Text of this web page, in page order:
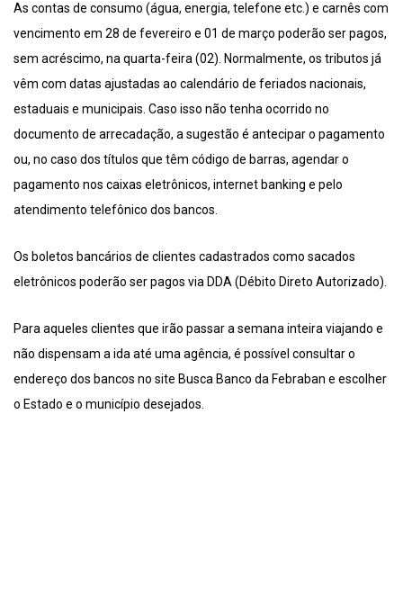
As contas de consumo (água, energia, telefone etc.) e carnês com
vencimento em 28 de fevereiro e 01 de março poderão ser pagos,
sem acréscimo, na quarta-feira (02). Normalmente, os tributos já
vêm com datas ajustadas ao calendário de feriados nacionais,
estaduais e municipais. Caso isso não tenha ocorrido no
documento de arrecadação, a sugestão é antecipar o pagamento
ou, no caso dos títulos que têm código de barras, agendar o
pagamento nos caixas eletrônicos, internet banking e pelo
atendimento telefônico dos bancos.
Os boletos bancários de clientes cadastrados como sacados
eletrônicos poderão ser pagos via DDA (Débito Direto Autorizado).
Para aqueles clientes que irão passar a semana inteira viajando e
não dispensam a ida até uma agência, é possível consultar o
endereço dos bancos no site Busca Banco da Febraban e escolher
o Estado e o município desejados.